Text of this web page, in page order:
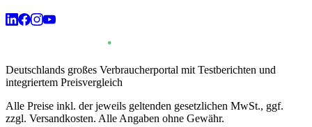
Deutschlands großes Verbraucherportal mit Testberichten und
integriertem Preisvergleich
Alle Preise inkl. der jeweils geltenden gesetzlichen MwSt., ggf.
zzgl. Versandkosten. Alle Angaben ohne Gewähr.